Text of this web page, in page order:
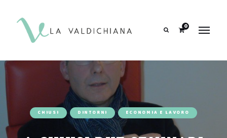
0
CHIUSI DINTORNI ECONOMIA E LAVORO